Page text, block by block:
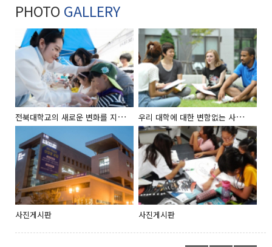
PHOTO GALLERY
전
북대학교의 새로운 변화를 지켜봐주시고 응원해주시기 바랍니다. 우
리 대학에 대한 변함없는 사랑과 성원에 깊이 감사드립니다.여러분의 관심은 변화‧발전하는
사진게시판 사진게시판